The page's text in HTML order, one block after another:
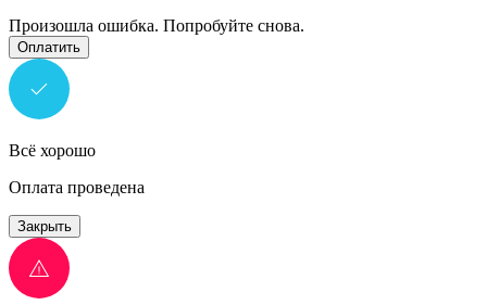
Произошла ошибка. Попробуйте снова.
Оплатить
Всё хорошо
Оплата проведена
Закрыть